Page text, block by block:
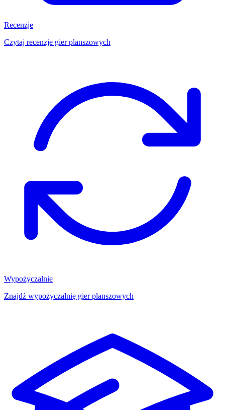
Recenzje
Czytaj recenzje gier planszowych
Wypożyczalnie
Znajdź wypożyczalnię gier planszowych